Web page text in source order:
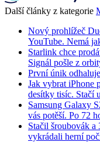
Další články z kategorie
Nový prohlížeč
YouTube. Nemá
Starlink chce
Signál pošle z
První únik
Jak vybrat iPhone
desítky tisíc. Stačí
Samsung Galaxy
vás potěší. Po 72
Stačil šroubovák
vykrádali herní